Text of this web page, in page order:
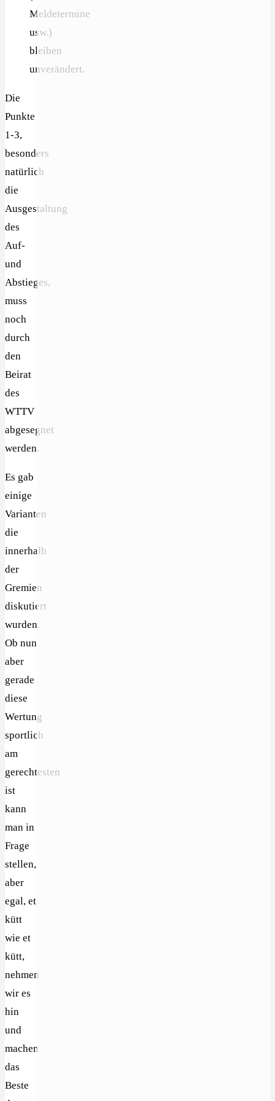
Meldetermine
usw.)
bleiben
unverändert.
Die
Punkte
1-3,
besonders
natürlich
die
Ausgestaltung
des
Auf-
und
Abstieges,
muss
noch
durch
den
Beirat
des
WTTV
abgesegnet
werden.
Es gab
einige
Varianten
die
innerhalb
der
Gremien
diskutiert
wurden.
Ob nun
aber
gerade
diese
Wertung
sportlich
am
gerechtesten
ist
kann
man in
Frage
stellen,
aber
egal, et
kütt
wie et
kütt,
nehmen
wir es
hin
und
machen
das
Beste